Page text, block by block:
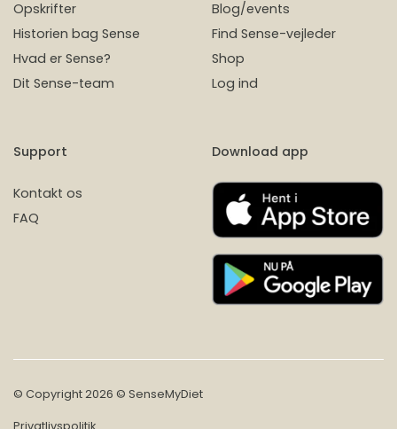
Opskrifter
Historien bag Sense
Hvad er Sense?
Dit Sense-team
Blog/events
Find Sense-vejleder
Shop
Log ind
Support
Kontakt os
FAQ
Download app
© Copyright 2026 © SenseMyDiet